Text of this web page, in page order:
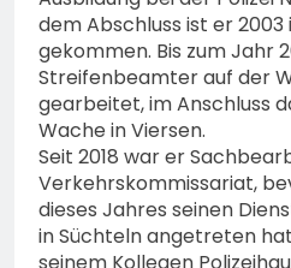
dem Abschluss ist er 2003
gekommen. Bis zum Jahr
Streifenbeamter auf der
gearbeitet, im Anschluss
Wache in Viersen.
Seit 2018 war er
Verkehrskommissariat,
dieses Jahres seinen
in Süchteln angetreten